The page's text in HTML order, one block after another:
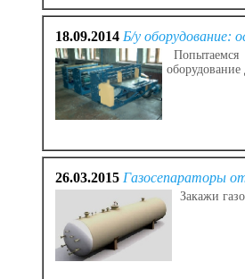
18.09.2014 Б/у оборудование:
оборудование
26.03.2015 Газосепараторы
Закажи